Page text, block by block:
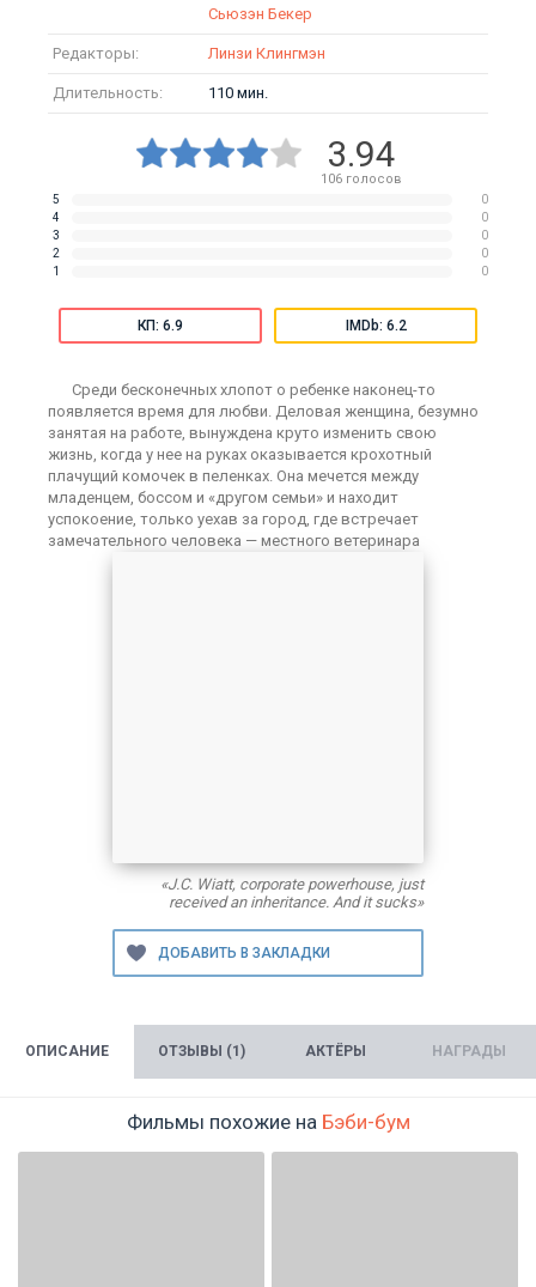
Сьюзэн Бекер
Редакторы: Линзи Клингмэн
Длительность: 110 мин.
3.94
106голосов
5
0
4
0
3
0
2
0
1
0
КП: 6.9 IMDb: 6.2
Среди бесконечных хлопот о ребенке наконец-то
появляется время для любви. Деловая женщина, безумно
занятая на работе, вынуждена круто изменить свою
жизнь, когда у нее на руках оказывается крохотный
плачущий комочек в пеленках. Она мечется между
младенцем, боссом и «другом семьи» и находит
успокоение, только уехав за город, где встречает
замечательного человека — местного ветеринара
«J.C. Wiatt, corporate powerhouse, just
received an inheritance. And it sucks»
ОПИСАНИЕ ОТЗЫВЫ (1) АКТЁРЫ НАГРАДЫ
Фильмы похожие на Бэби-бум